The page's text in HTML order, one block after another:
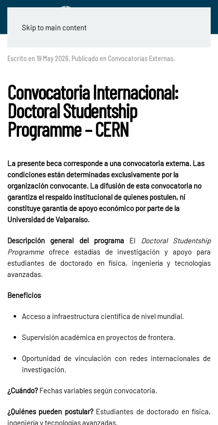
Skip to main content
Escrito en 19 May 2026. Publicado en Convocatorias Externas.
Convocatoria Internacional:
Doctoral Studentship
Programme – CERN
La presente beca corresponde a una convocatoria externa. Las
condiciones están determinadas exclusivamente por la
organización convocante. La difusión de esta convocatoria no
garantiza el respaldo institucional de quienes postulen, ni
constituye garantía de apoyo económico por parte de la
Universidad de Valparaíso.
Descripción general del programa El Doctoral Studentship
Programmeofrece estadías de investigación y apoyo para
estudiantes de doctorado en física, ingeniería y tecnologías
avanzadas.
Beneficios
Acceso a infraestructura científica de nivel mundial.
Supervisión académica en proyectos de frontera.
Oportunidad de vinculación con redes internacionales de
investigación.
¿Cuándo? Fechas variables según convocatoria.
¿Quiénes pueden postular?Estudiantes de doctorado en física,
ingeniería y tecnologías avanzadas.